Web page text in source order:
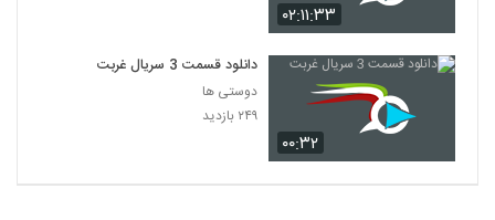
۰۲:۱۱:۳۳
۰۰:۳۲
دانلود قسمت 3 سریال غربت
دوستی ها
۲۴۹ بازدید